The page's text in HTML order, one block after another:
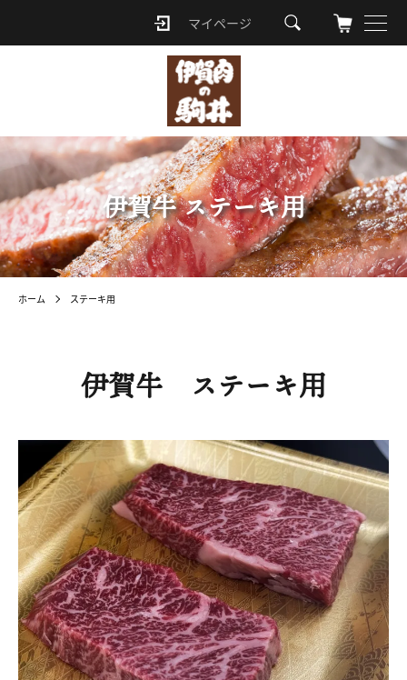
マイページ
伊賀牛 ステーキ用
ホーム ステーキ用
伊賀牛 ステーキ用